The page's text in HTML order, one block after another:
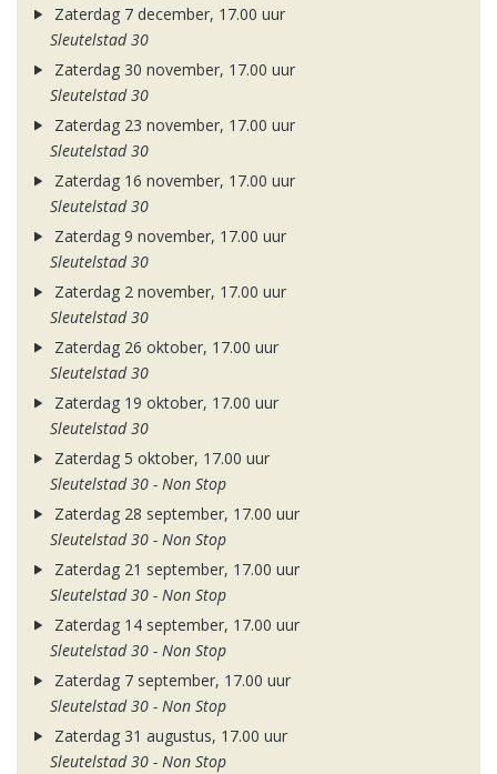
Zaterdag 7 december, 17.00 uur
Sleutelstad 30
Zaterdag 30 november, 17.00 uur
Sleutelstad 30
Zaterdag 23 november, 17.00 uur
Sleutelstad 30
Zaterdag 16 november, 17.00 uur
Sleutelstad 30
Zaterdag 9 november, 17.00 uur
Sleutelstad 30
Zaterdag 2 november, 17.00 uur
Sleutelstad 30
Zaterdag 26 oktober, 17.00 uur
Sleutelstad 30
Zaterdag 19 oktober, 17.00 uur
Sleutelstad 30
Zaterdag 5 oktober, 17.00 uur
Sleutelstad 30 - Non Stop
Zaterdag 28 september, 17.00 uur
Sleutelstad 30 - Non Stop
Zaterdag 21 september, 17.00 uur
Sleutelstad 30 - Non Stop
Zaterdag 14 september, 17.00 uur
Sleutelstad 30 - Non Stop
Zaterdag 7 september, 17.00 uur
Sleutelstad 30 - Non Stop
Zaterdag 31 augustus, 17.00 uur
Sleutelstad 30 - Non Stop